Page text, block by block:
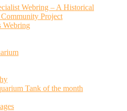
Webring – A Historical
Project
Webring
Tank of the month